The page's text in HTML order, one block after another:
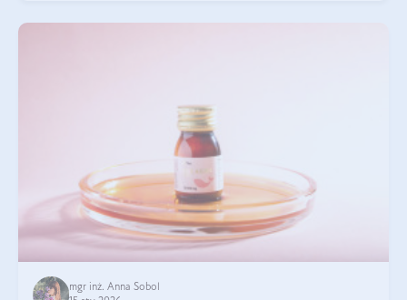
mgr inż. Anna Sobol